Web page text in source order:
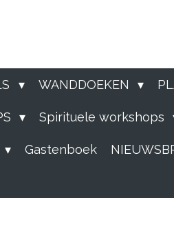
WANDDOEKEN
Spirituele workshops
Gastenboek